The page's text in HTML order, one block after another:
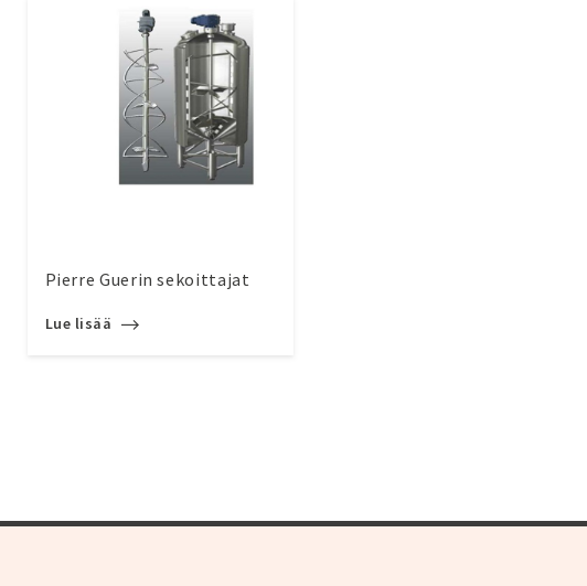
Pierre Guerin sekoittajat
Lue lisää